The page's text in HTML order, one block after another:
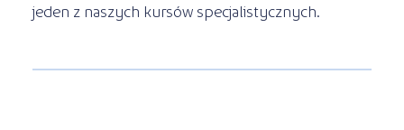
jeden z naszych kursów specjalistycznych.